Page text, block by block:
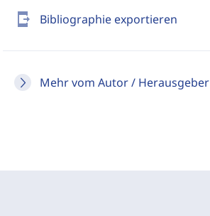
send_to_mobile Bibliographie exportieren
Mehr vom Autor / Herausgeber